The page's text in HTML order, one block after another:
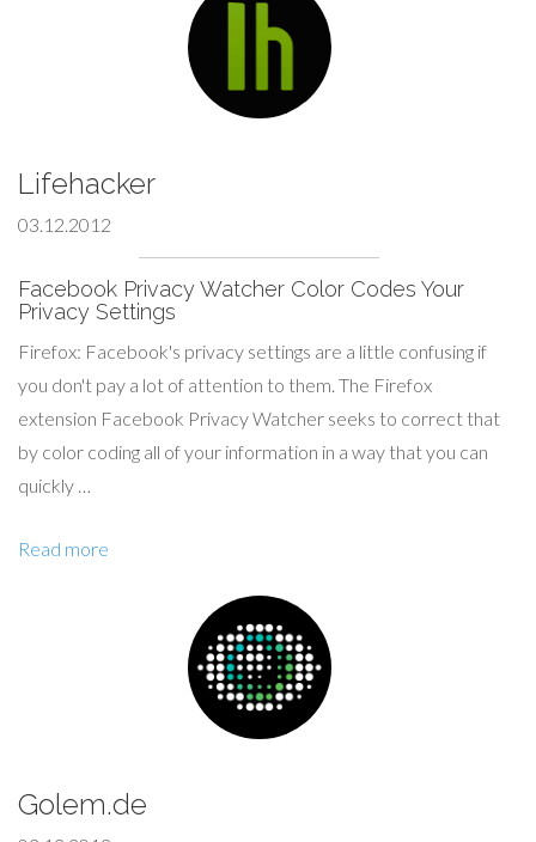
Lifehacker
03.12.2012
Facebook Privacy Watcher Color Codes Your
Privacy Settings
Firefox: Facebook's privacy settings are a little confusing if
you don't pay a lot of attention to them. The Firefox
extension Facebook Privacy Watcher seeks to correct that
by color coding all of your information in a way that you can
quickly …
Read more
Golem.de